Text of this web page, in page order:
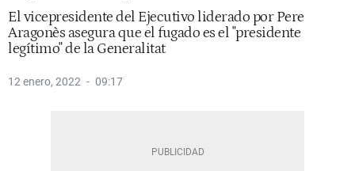
El vicepresidente del Ejecutivo liderado por Pere
Aragonès asegura que el fugado es el "presidente
legítimo" de la Generalitat
12 enero, 2022 09:17